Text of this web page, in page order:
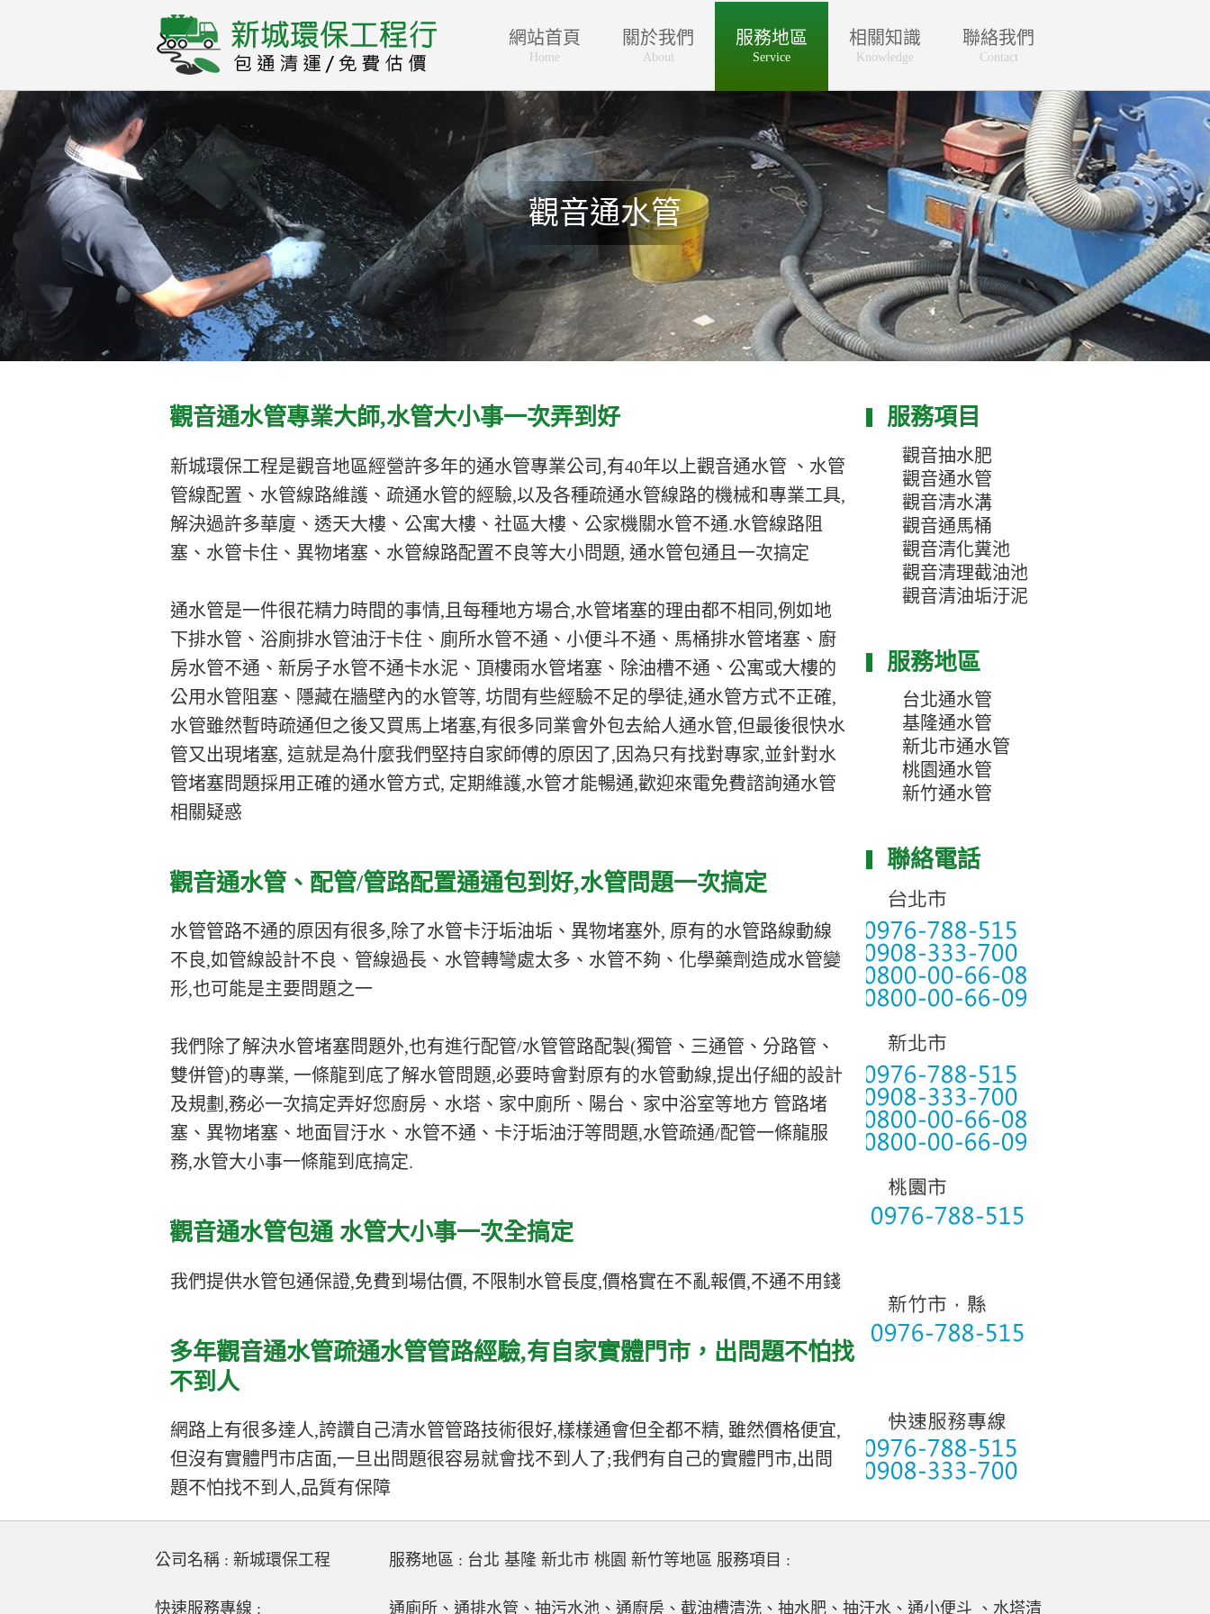
網站首頁
Home
關於我們
About
服務地區
Service
相關知識
Knowledge
聯絡我們
Contact
觀音通水管
觀音通水管專業大師,水管大小事一次弄到好
新城環保工程是觀音地區經營許多年的通水管專業公司,有40年以上觀音通水管 、水管
管線配置、水管線路維護、疏通水管的經驗,以及各種疏通水管線路的機械和專業工具,
解決過許多華廈、透天大樓、公寓大樓、社區大樓、公家機關水管不通.水管線路阻
塞、水管卡住、異物堵塞、水管線路配置不良等大小問題, 通水管包通且一次搞定
通水管是一件很花精力時間的事情,且每種地方場合,水管堵塞的理由都不相同,例如地
下排水管、浴廁排水管油汙卡住、廁所水管不通、小便斗不通、馬桶排水管堵塞、廚
房水管不通、新房子水管不通卡水泥、頂樓雨水管堵塞、除油槽不通、公寓或大樓的
公用水管阻塞、隱藏在牆壁內的水管等, 坊間有些經驗不足的學徒,通水管方式不正確,
水管雖然暫時疏通但之後又買馬上堵塞,有很多同業會外包去給人通水管,但最後很快水
管又出現堵塞, 這就是為什麼我們堅持自家師傅的原因了,因為只有找對專家,並針對水
管堵塞問題採用正確的通水管方式, 定期維護,水管才能暢通,歡迎來電免費諮詢通水管
相關疑惑
觀音通水管、配管/管路配置通通包到好,水管問題一次搞定
水管管路不通的原因有很多,除了水管卡汙垢油垢、異物堵塞外, 原有的水管路線動線
不良,如管線設計不良、管線過長、水管轉彎處太多、水管不夠、化學藥劑造成水管變
形,也可能是主要問題之一
我們除了解決水管堵塞問題外,也有進行配管/水管管路配製(獨管、三通管、分路管、
雙併管)的專業, 一條龍到底了解水管問題,必要時會對原有的水管動線,提出仔細的設計
及規劃,務必一次搞定弄好您廚房、水塔、家中廁所、陽台、家中浴室等地方 管路堵
塞、異物堵塞、地面冒汙水、水管不通、卡汙垢油汙等問題,水管疏通/配管一條龍服
務,水管大小事一條龍到底搞定.
觀音通水管包通 水管大小事一次全搞定
我們提供水管包通保證,免費到場估價, 不限制水管長度,價格實在不亂報價,不通不用錢
多年觀音通水管疏通水管管路經驗,有自家實體門市， 出問題不怕找
不到人
網路上有很多達人,誇讚自己清水管管路技術很好,樣樣通會但全都不精, 雖然價格便宜,
但沒有實體門市店面,一旦出問題很容易就會找不到人了;我們有自己的實體門市,出問
題不怕找不到人,品質有保障
服務項目
觀音抽水肥
觀音通水管
觀音清水溝
觀音通馬桶
觀音清化糞池
觀音清理截油池
觀音清油垢汙泥
服務地區
台北通水管
基隆通水管
新北市通水管
桃園通水管
新竹通水管
聯絡電話
公司名稱 : 新城環保工程
快速服務專線 :
服務地區 : 台北 基隆 新北市 桃園 新竹等地區 服務項目 :
通廁所、通排水管、抽污水池、通廚房、截油槽清洗、抽水肥、抽汙水、通小便斗 、水塔清